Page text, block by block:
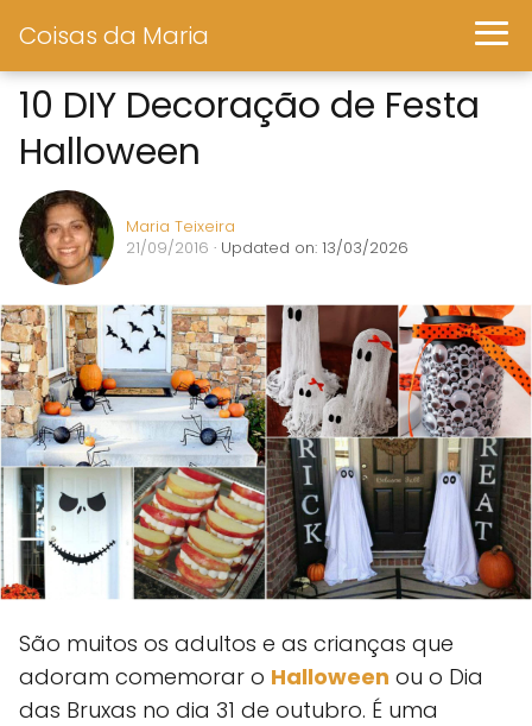
Coisas da Maria
10 DIY Decoração de Festa
Halloween
Maria Teixeira
21/09/2016 · Updated on: 13/03/2026
São muitos os adultos e as crianças que
adoram comemorar o Halloween ou o Dia
das Bruxas no dia 31 de outubro. É uma